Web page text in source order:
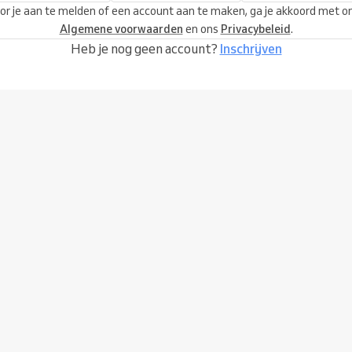
je aan te melden of een account aan te maken, ga je akkoord met
Algemene voorwaarden en ons Privacybeleid.
Heb je nog geen account? Inschrijven